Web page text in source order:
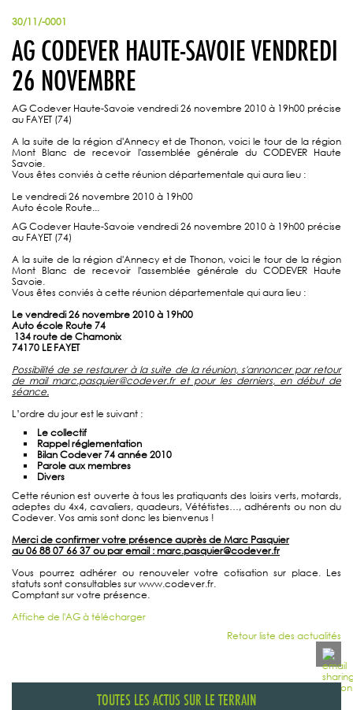
30/11/-0001
AG CODEVER HAUTE-SAVOIE VENDREDI
26 NOVEMBRE
AG Codever Haute-Savoie vendredi 26 novembre 2010 à 19h00 précise
au FAYET (74)
A la suite de la région d'Annecy et de Thonon, voici le tour de la région
Mont Blanc de recevoir l'assemblée générale du CODEVER Haute
Savoie.
Vous êtes conviés à cette réunion départementale qui aura lieu :
Le vendredi 26 novembre 2010 à 19h00
Auto école Route...
AG Codever Haute-Savoie vendredi 26 novembre 2010 à 19h00 précise
au FAYET (74)
A la suite de la région d'Annecy et de Thonon, voici le tour de la région
Mont Blanc de recevoir l'assemblée générale du CODEVER Haute
Savoie.
Vous êtes conviés à cette réunion départementale qui aura lieu :
Le vendredi 26 novembre 2010 à 19h00
Auto école Route 74
134 route de Chamonix
74170 LE FAYET
Possibilité de se restaurer à la suite de la réunion, s'annoncer par retour
de mail marc.pasquier@codever.fr et pour les derniers, en début de
séance.
L’ordre du jour est le suivant :
Le collectif
Rappel réglementation
Bilan Codever 74 année 2010
Parole aux membres
Divers
Cette réunion est ouverte à tous les pratiquants des loisirs verts, motards,
adeptes du 4x4, cavaliers, quadeurs, Vététistes…, adhérents ou non du
Codever. Vos amis sont donc les bienvenus !
Merci de confirmer votre présence auprès de Marc Pasquier
au 06 88 07 66 37 ou par email : marc.pasquier@codever.fr
Vous pourrez adhérer ou renouveler votre cotisation sur place. Les
statuts sont consultables sur www.codever.fr.
Comptant sur votre présence.
Affiche de l'AG à télécharger
Retour liste des actualités
TOUTES LES ACTUS SUR LE TERRAIN